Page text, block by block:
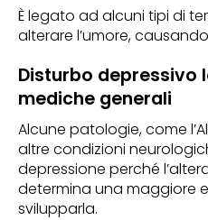
È legato ad alcuni tipi di
alterare l’umore,
Disturbo depressivo
mediche generali
Alcune patologie, come
altre condizioni
depressione perché
determina una maggiore
svilupparla.